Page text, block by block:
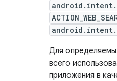
Для
всего
приложения в